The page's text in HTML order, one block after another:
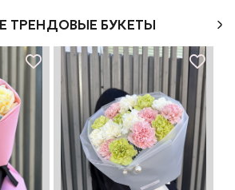
БУКЕТЫ